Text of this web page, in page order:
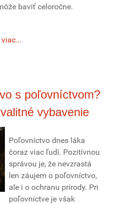
baviť celoročne.
s poľovníctvom?
vybavenie
Poľovníctvo dnes láka
čoraz viac ľudí. Pozitívnou
správou je, že nevzrastá
len záujem o poľovníctvo,
ale i o ochranu prírody. Pri
poľovníctve je však